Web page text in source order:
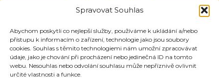
Spravovat Souhlas
Abychom poskytli co nejlepší služby, používáme k ukládání a/nebo
přístupu k informacím o zařízení, technologie jako jsou soubory
cookies. Souhlas s těmito technologiemi nám umožní zpracovávat
údaje, jako je chování při procházení nebo jedinečná ID na tomto
webu. Nesouhlas nebo odvolání souhlasu může nepříznivě ovlivnit
určité vlastnosti a funkce.
O nás
Projekty
Členství